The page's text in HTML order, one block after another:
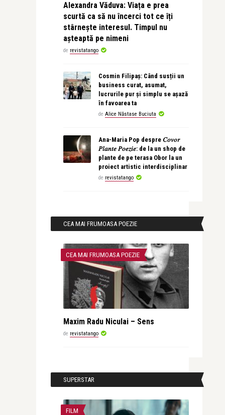
Alexandra Văduva: Viața e prea
scurtă ca să nu încerci tot ce îți
stârnește interesul. Timpul nu
așteaptă pe nimeni
de revistatango
Cosmin Filipaș: Când susții un
business curat, asumat,
lucrurile pur și simplu se așază
în favoarea ta
de Alice Năstase Buciuta
Ana-Maria Pop despre 𝐶𝑜𝑣𝑜𝑟
𝑃𝑙𝑎𝑛𝑡𝑒 𝑃𝑜𝑒𝑧𝑖𝑒: de la un shop de
plante de pe terasa Obor la un
proiect artistic interdisciplinar
de revistatango
CEA MAI FRUMOASA POEZIE
CEA MAI FRUMOASA POEZIE
Maxim Radu Niculai – Sens
de revistatango
SUPERSTAR
FILM